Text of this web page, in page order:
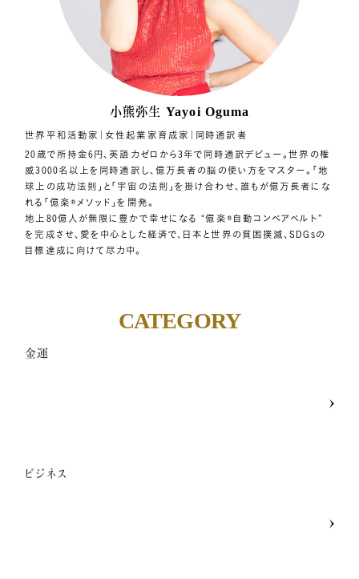
小熊弥生 Yayoi Oguma
世界平和活動家｜女性起業家育成家｜同時通訳者
20歳で所持金6円、英語力ゼロから3年で同時通訳デビュー。世界の権
威3000名以上を同時通訳し、億万長者の脳の使い方をマスター。「地
球上の成功法則」と「宇宙の法則」を掛け合わせ、誰もが億万長者にな
れる「億楽®︎メソッド」を開発。
地上80億人が無限に豊かで幸せになる “億楽®自動コンベアベルト”
を完成させ、愛を中心とした経済で、日本と世界の貧困撲滅、SDGsの
目標達成に向けて尽力中。
CATEGORY
金運
ビジネス